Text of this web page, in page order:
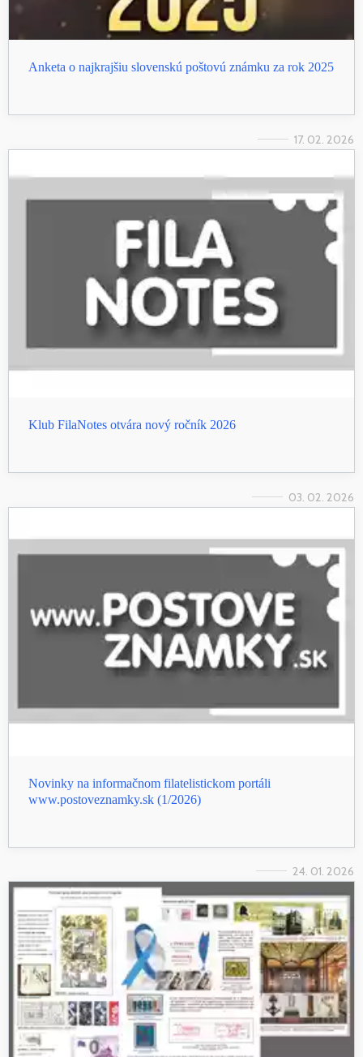
Anketa o najkrajšiu slovenskú poštovú známku za rok 2025
17. 02. 2026
Klub FilaNotes otvára nový ročník 2026
03. 02. 2026
Novinky na informačnom filatelistickom portáli
www.postoveznamky.sk (1/2026)
24. 01. 2026